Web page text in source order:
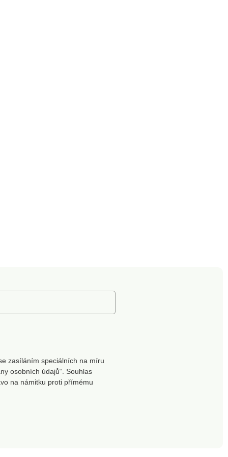
zasíláním speciálních na míru
osobních údajů“. Souhlas
na námitku proti přímému